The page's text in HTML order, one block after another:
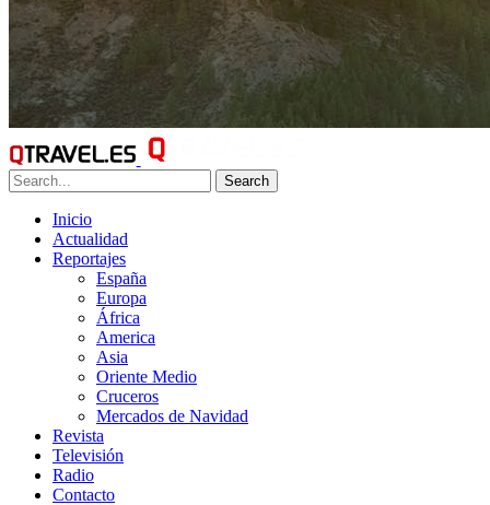
Search
Inicio
Actualidad
Reportajes
España
Europa
África
America
Asia
Oriente Medio
Cruceros
Mercados de Navidad
Revista
Televisión
Radio
Contacto